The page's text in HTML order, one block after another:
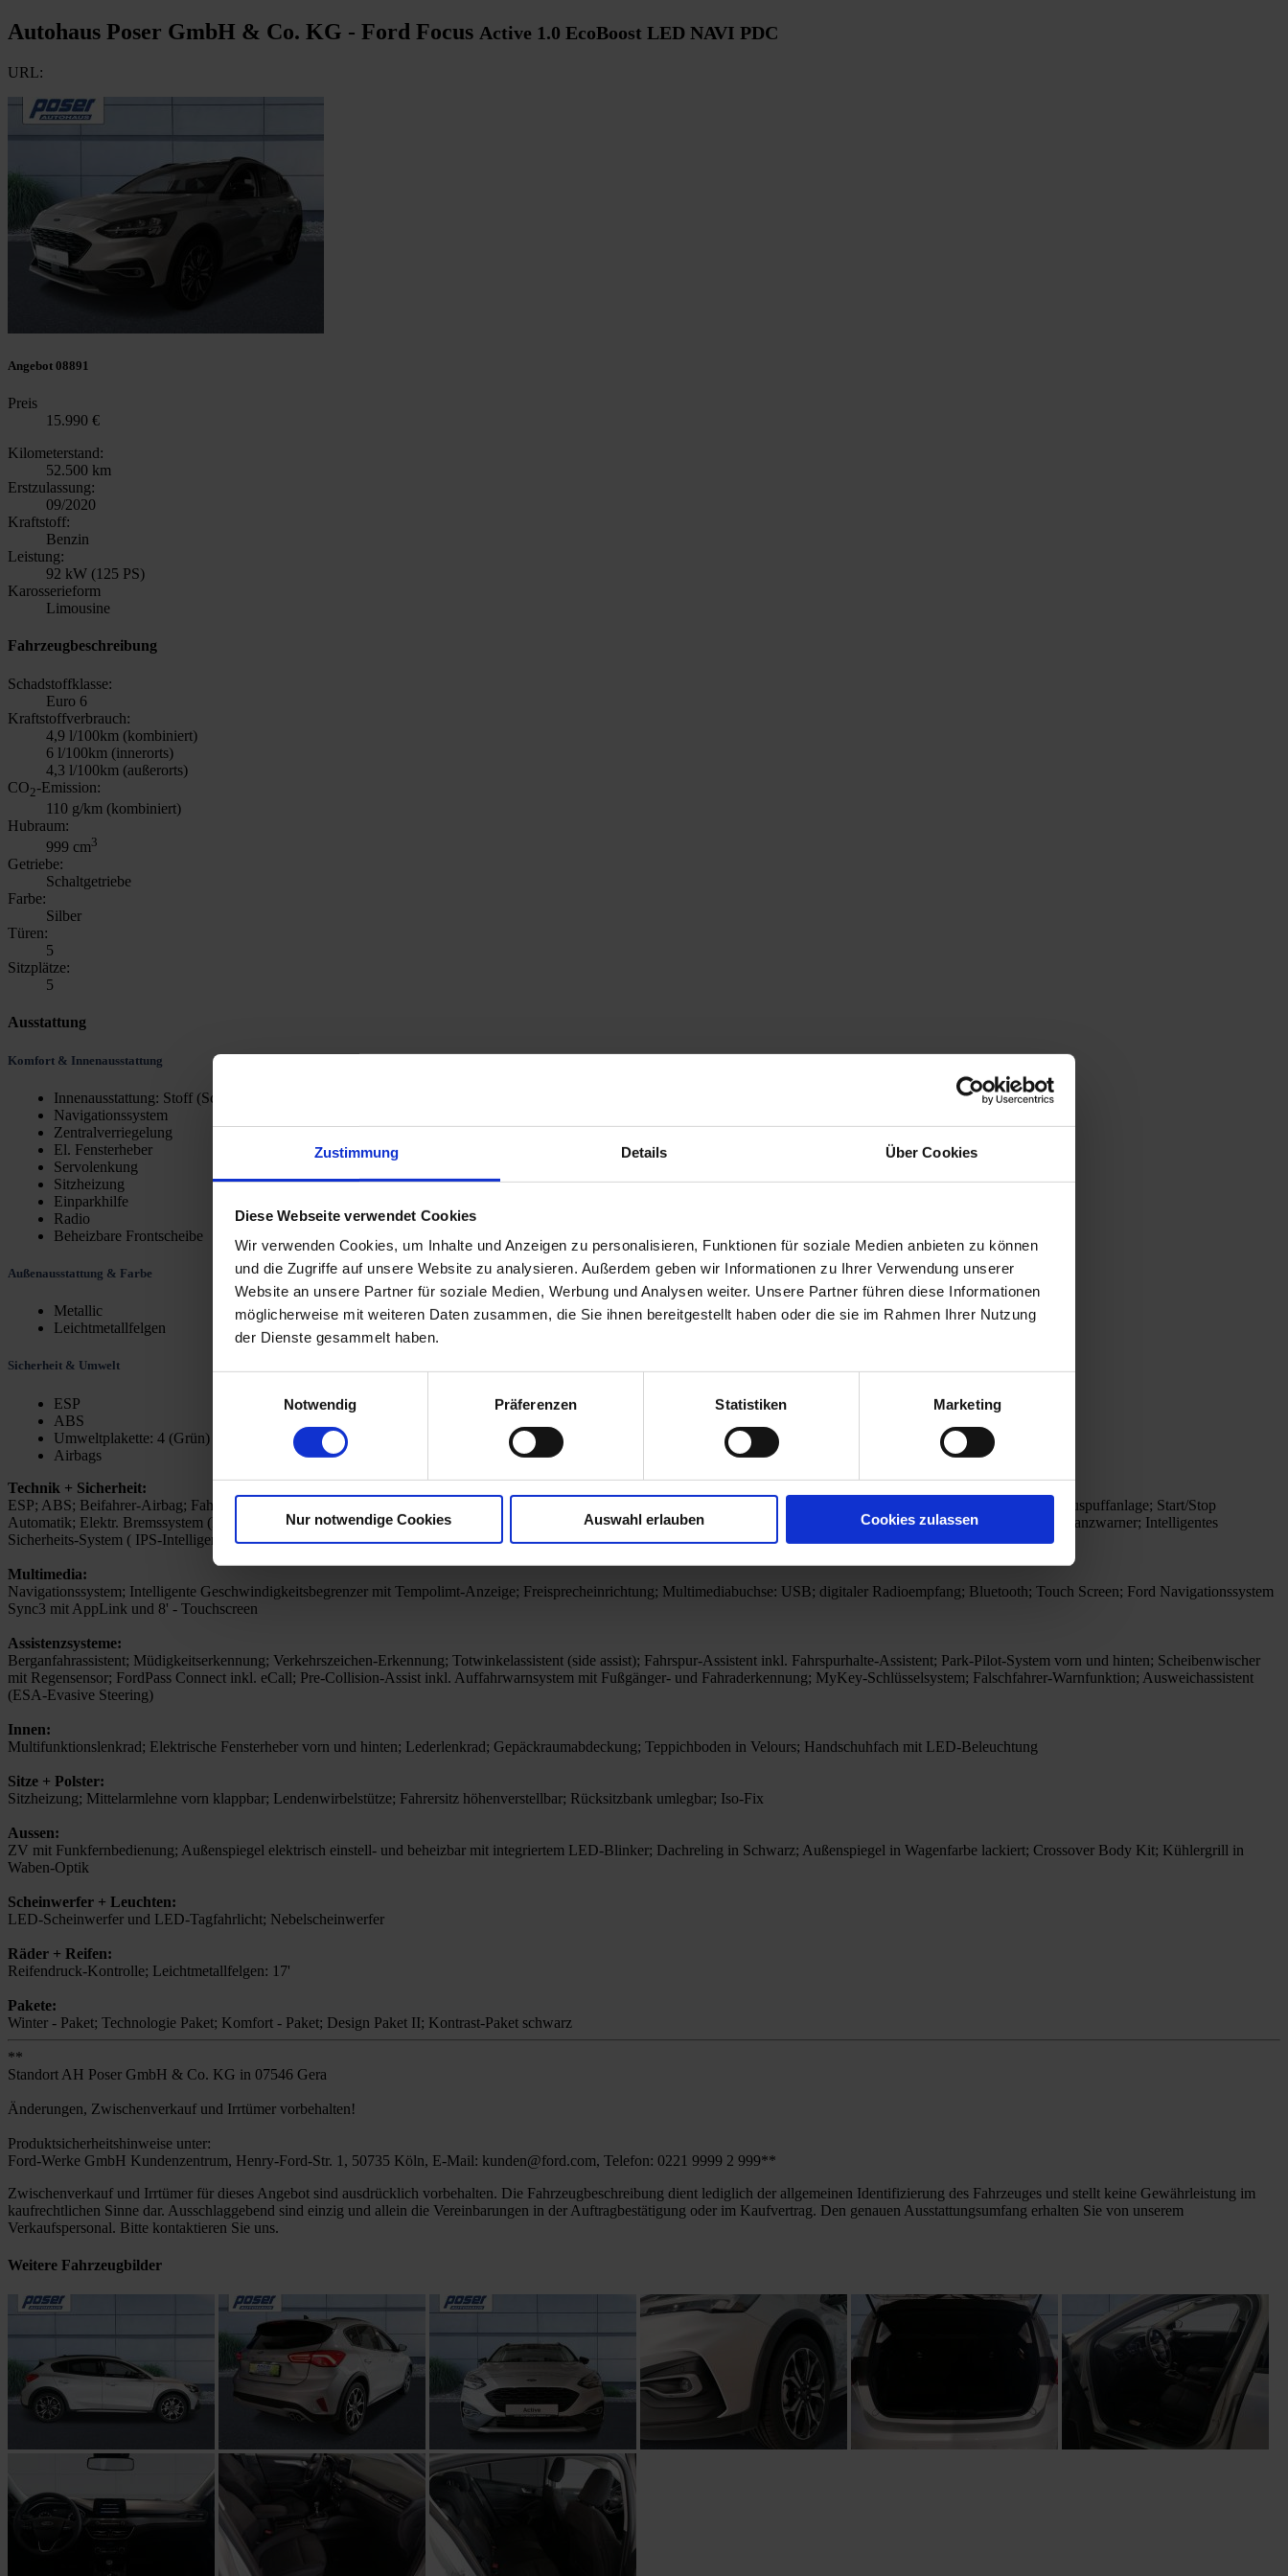
Zustimmung Details Über Cookies
Diese Webseite verwendet Cookies
Wir verwenden Cookies, um Inhalte und Anzeigen zu personalisieren, Funktionen für soziale Medien anbieten zu können
und die Zugriffe auf unsere Website zu analysieren. Außerdem geben wir Informationen zu Ihrer Verwendung unserer
Website an unsere Partner für soziale Medien, Werbung und Analysen weiter. Unsere Partner führen diese Informationen
möglicherweise mit weiteren Daten zusammen, die Sie ihnen bereitgestellt haben oder die sie im Rahmen Ihrer Nutzung
der Dienste gesammelt haben.
Notwendig
Präferenzen Statistiken Marketing
Nur notwendige Cookies Auswahl erlauben Cookies zulassen
Autohaus Poser GmbH & Co. KG - Ford Focus Active 1.0 EcoBoost LED NAVI PDC
URL:
Angebot 08891
Preis
15.990 €
Kilometerstand:
52.500 km
Erstzulassung:
09/2020
Kraftstoff:
Benzin
Leistung:
92 kW (125 PS)
Karosserieform
Limousine
Fahrzeugbeschreibung
Schadstoffklasse:
Euro 6
Kraftstoffverbrauch:
4,9 l/100km (kombiniert)
6 l/100km (innerorts)
4,3 l/100km (außerorts)
CO2-Emission:
110 g/km (kombiniert)
Hubraum:
999 cm3
Getriebe:
Schaltgetriebe
Farbe:
Silber
Türen:
5
Sitzplätze:
5
Ausstattung
Komfort & Innenausstattung
Innenausstattung: Stoff (Schwarz)
Navigationssystem
Zentralverriegelung
El. Fensterheber
Servolenkung
Sitzheizung
Einparkhilfe
Radio
Beheizbare Frontscheibe
Außenausstattung & Farbe
Metallic
Leichtmetallfelgen
Sicherheit & Umwelt
ESP
ABS
Umweltplakette: 4 (Grün)
Airbags
Technik + Sicherheit:
ESP; ABS; Beifahrer-Airbag; Fahrerairbag; Seiten-Airbags; Fahrerairbag; Beifahrer-Airbag; beheizte Frontscheibe; Fahrerinformationssystem mit Bordcomputer; Doppelrohr-Auspuffanlage; Start/Stop
Automatik; Elektr. Bremssystem (EBS); Gurtstraffer; Feststellbremse elektrisch mit Auto Hold Funktion; Servolenkung; Selektiver Fahrmodus-Schalter; Distanzanzeige und Distanzwarner; Intelligentes
Sicherheits-System ( IPS-Intelligent Protection System )
Multimedia:
Navigationssystem; Intelligente Geschwindigkeitsbegrenzer mit Tempolimt-Anzeige; Freisprecheinrichtung; Multimediabuchse: USB; digitaler Radioempfang; Bluetooth; Touch Screen; Ford Navigationssystem
Sync3 mit AppLink und 8' - Touchscreen
Assistenzsysteme:
Berganfahrassistent; Müdigkeitserkennung; Verkehrszeichen-Erkennung; Totwinkelassistent (side assist); Fahrspur-Assistent inkl. Fahrspurhalte-Assistent; Park-Pilot-System vorn und hinten; Scheibenwischer
mit Regensensor; FordPass Connect inkl. eCall; Pre-Collision-Assist inkl. Auffahrwarnsystem mit Fußgänger- und Fahraderkennung; MyKey-Schlüsselsystem; Falschfahrer-Warnfunktion; Ausweichassistent
(ESA-Evasive Steering)
Innen:
Multifunktionslenkrad; Elektrische Fensterheber vorn und hinten; Lederlenkrad; Gepäckraumabdeckung; Teppichboden in Velours; Handschuhfach mit LED-Beleuchtung
Sitze + Polster:
Sitzheizung; Mittelarmlehne vorn klappbar; Lendenwirbelstütze; Fahrersitz höhenverstellbar; Rücksitzbank umlegbar; Iso-Fix
Aussen:
ZV mit Funkfernbedienung; Außenspiegel elektrisch einstell- und beheizbar mit integriertem LED-Blinker; Dachreling in Schwarz; Außenspiegel in Wagenfarbe lackiert; Crossover Body Kit; Kühlergrill in
Waben-Optik
Scheinwerfer + Leuchten:
LED-Scheinwerfer und LED-Tagfahrlicht; Nebelscheinwerfer
Räder + Reifen:
Reifendruck-Kontrolle; Leichtmetallfelgen: 17'
Pakete:
Winter - Paket; Technologie Paket; Komfort - Paket; Design Paket II; Kontrast-Paket schwarz
**
Standort AH Poser GmbH & Co. KG in 07546 Gera
Änderungen, Zwischenverkauf und Irrtümer vorbehalten!
Produktsicherheitshinweise unter:
Ford-Werke GmbH Kundenzentrum, Henry-Ford-Str. 1, 50735 Köln, E-Mail: kunden@ford.com, Telefon: 0221 9999 2 999**
Zwischenverkauf und Irrtümer für dieses Angebot sind ausdrücklich vorbehalten. Die Fahrzeugbeschreibung dient lediglich der allgemeinen Identifizierung des Fahrzeuges und stellt keine Gewährleistung im
kaufrechtlichen Sinne dar. Ausschlaggebend sind einzig und allein die Vereinbarungen in der Auftragbestätigung oder im Kaufvertrag. Den genauen Ausstattungsumfang erhalten Sie von unserem
Verkaufspersonal. Bitte kontaktieren Sie uns.
Weitere Fahrzeugbilder